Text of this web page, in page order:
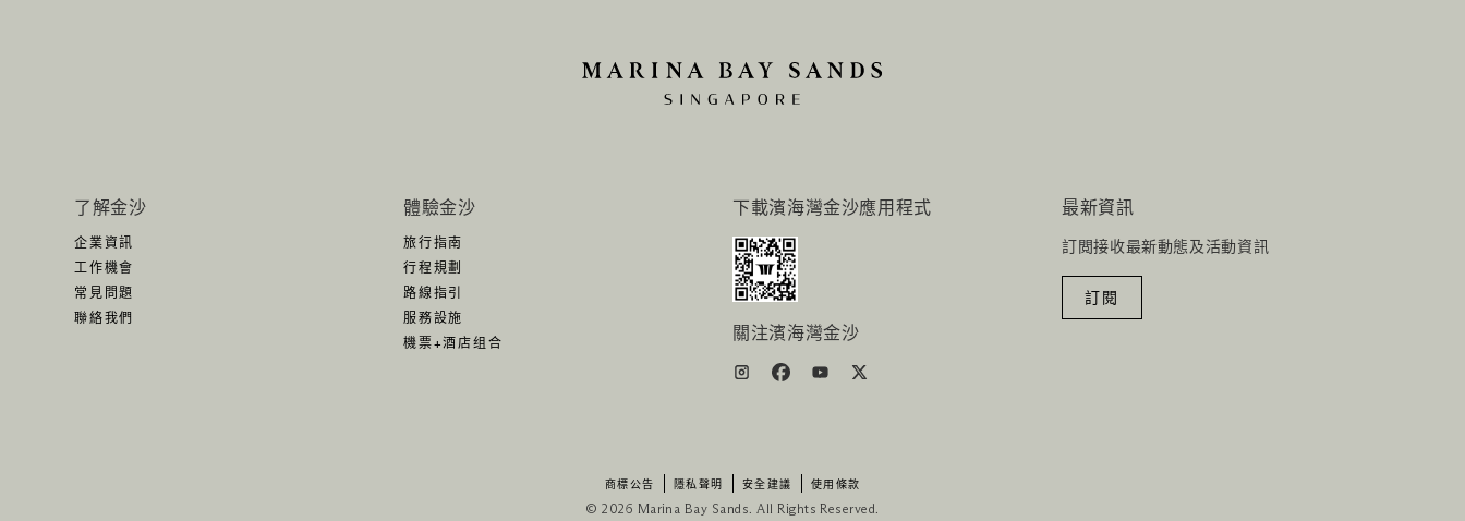
了解金沙
企業資訊
工作機會
常見問題
聯絡我們
體驗金沙
旅行指南
行程規劃
路線指引
服務設施
機票+酒店组合
下載濱海灣金沙應用程式
關注濱海灣金沙
最新資訊
訂閲接收最新動態及活動資訊
訂閱
商標公告 隱私聲明 安全建議 使用條款
© 2026 Marina Bay Sands. All Rights Reserved.